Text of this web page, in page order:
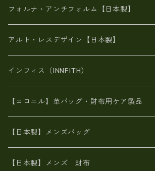
メタリック
スエード
メタリック
６号蝋引き帆布
豊岡製品
エナメルクロコ
がま口
斜め掛け
二つ折り財布
がま口財布
スペインレザー
長財布
スペインレザー
佐賀牛革
L字ファスナー財布
スペインレザー
革友禅染め
ポーチ
ヌメ革
革友禅染め
財布ショルダー
ヌメ革
がま口財布
フォルナ・アンチフォルム【日本製】
BAG
財布・小物
アルト・レスデザイン【日本製】
BAG
財布・小物
インフィス（INNFITH）
BAG
財布・小物
【コロニル】革バッグ・財布用ケア製品
【日本製】メンズバッグ
【日本製】メンズ 財布